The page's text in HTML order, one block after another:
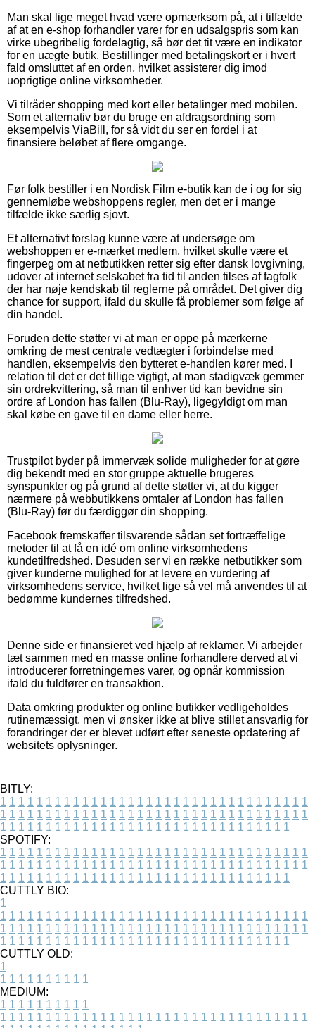
Man skal lige meget hvad være opmærksom på, at i tilfælde
af at en e-shop forhandler varer for en udsalgspris som kan
virke ubegribelig fordelagtig, så bør det tit være en indikator
for en uægte butik. Bestillinger med betalingskort er i hvert
fald omsluttet af en orden, hvilket assisterer dig imod
uoprigtige online virksomheder.
Vi tilråder shopping med kort eller betalinger med mobilen.
Som et alternativ bør du bruge en afdragsordning som
eksempelvis ViaBill, for så vidt du ser en fordel i at
finansiere beløbet af flere omgange.
Før folk bestiller i en Nordisk Film e-butik kan de i og for sig
gennemløbe webshoppens regler, men det er i mange
tilfælde ikke særlig sjovt.
Et alternativt forslag kunne være at undersøge om
webshoppen er e-mærket medlem, hvilket skulle være et
fingerpeg om at netbutikken retter sig efter dansk lovgivning,
udover at internet selskabet fra tid til anden tilses af fagfolk
der har nøje kendskab til reglerne på området. Det giver dig
chance for support, ifald du skulle få problemer som følge af
din handel.
Foruden dette støtter vi at man er oppe på mærkerne
omkring de mest centrale vedtægter i forbindelse med
handlen, eksempelvis den bytteret e-handlen kører med. I
relation til det er det tillige vigtigt, at man stadigvæk gemmer
sin ordrekvittering, så man til enhver tid kan bevidne sin
ordre af London has fallen (Blu-Ray), ligegyldigt om man
skal købe en gave til en dame eller herre.
Trustpilot byder på immervæk solide muligheder for at gøre
dig bekendt med en stor gruppe aktuelle brugeres
synspunkter og på grund af dette støtter vi, at du kigger
nærmere på webbutikkens omtaler af London has fallen
(Blu-Ray) før du færdiggør din shopping.
Facebook fremskaffer tilsvarende sådan set fortræffelige
metoder til at få en idé om online virksomhedens
kundetilfredshed. Desuden ser vi en række netbutikker som
giver kunderne mulighed for at levere en vurdering af
virksomhedens service, hvilket lige så vel må anvendes til at
bedømme kundernes tilfredshed.
Denne side er finansieret ved hjælp af reklamer. Vi arbejder
tæt sammen med en masse online forhandlere derved at vi
introducerer forretningernes varer, og opnår kommission
ifald du fuldfører en transaktion.
Data omkring produkter og online butikker vedligeholdes
rutinemæssigt, men vi ønsker ikke at blive stillet ansvarlig for
forandringer der er blevet udført efter seneste opdatering af
websitets oplysninger.
BITLY:
1 1 1 1 1 1 1 1 1 1 1 1 1 1 1 1 1 1 1 1 1 1 1 1 1 1 1 1 1 1 1 1 1 1
1 1 1 1 1 1 1 1 1 1 1 1 1 1 1 1 1 1 1 1 1 1 1 1 1 1 1 1 1 1 1 1 1 1
1 1 1 1 1 1 1 1 1 1 1 1 1 1 1 1 1 1 1 1 1 1 1 1 1 1 1 1 1 1 1 1
SPOTIFY:
1 1 1 1 1 1 1 1 1 1 1 1 1 1 1 1 1 1 1 1 1 1 1 1 1 1 1 1 1 1 1 1 1 1
1 1 1 1 1 1 1 1 1 1 1 1 1 1 1 1 1 1 1 1 1 1 1 1 1 1 1 1 1 1 1 1 1 1
1 1 1 1 1 1 1 1 1 1 1 1 1 1 1 1 1 1 1 1 1 1 1 1 1 1 1 1 1 1 1 1
CUTTLY BIO:
1
1 1 1 1 1 1 1 1 1 1 1 1 1 1 1 1 1 1 1 1 1 1 1 1 1 1 1 1 1 1 1 1 1 1
1 1 1 1 1 1 1 1 1 1 1 1 1 1 1 1 1 1 1 1 1 1 1 1 1 1 1 1 1 1 1 1 1 1
1 1 1 1 1 1 1 1 1 1 1 1 1 1 1 1 1 1 1 1 1 1 1 1 1 1 1 1 1 1 1 1
CUTTLY OLD:
1
1 1 1 1 1 1 1 1 1 1
MEDIUM:
1 1 1 1 1 1 1 1 1 1
1 1 1 1 1 1 1 1 1 1 1 1 1 1 1 1 1 1 1 1 1 1 1 1 1 1 1 1 1 1 1 1 1 1